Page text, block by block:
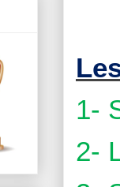
1-
2-